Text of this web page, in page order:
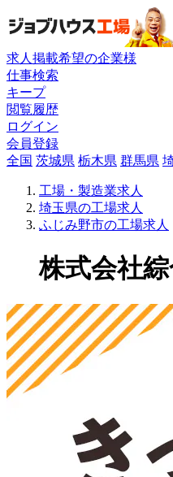
求人掲載希望の企業様
仕事検索
キープ
閲覧履歴
ログイン
会員登録
全国 茨城県 栃木県 群馬県
工場・製造業求人
埼玉県の工場求人
ふじみ野市の工場求人
株式会社